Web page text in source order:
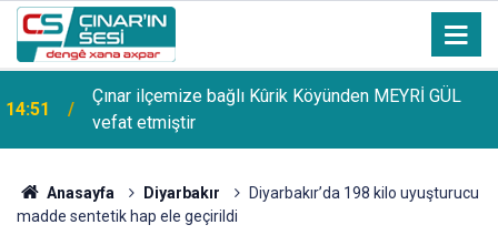
14:44
Uzmanından güneşten korunma uyarısı: Güneş
lekelerinin yanı sıra bazı cilt kanserlerine de yol
açabilir
Anasayfa Diyarbakır
Diyarbakır’da 198 kilo uyuşturucu
madde sentetik hap ele geçirildi